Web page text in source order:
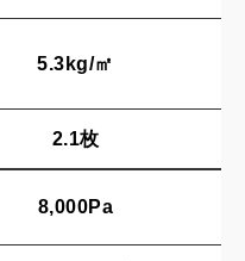
5.3kg/㎡
2.1枚
8,000Pa